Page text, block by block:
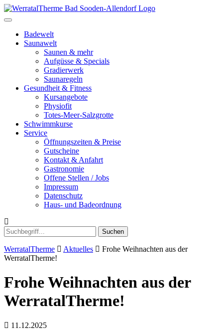
Toggle
navigationBadewelt
Saunawelt
Saunen & mehr
Aufgüsse & Specials
Gradierwerk
Saunaregeln
Gesundheit & Fitness
Kursangebote
Physiofit
Totes-Meer-Salzgrotte
Schwimmkurse
Service
Öffnungszeiten & Preise
Gutscheine
Kontakt & Anfahrt
Gastronomie
Offene Stellen / Jobs
Impressum
Datenschutz
Haus- und Badeordnung
Suchen
WerratalTherme Aktuelles
Frohe Weihnachten aus der
WerratalTherme!
Frohe Weihnachten aus der
WerratalTherme!
11.12.2025